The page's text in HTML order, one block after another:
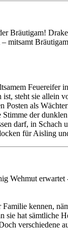
Bräutigam!
mitsamt
Feuereifer
steht sie allein
Posten als
Stimme der
darf, in Schach
für Aisling
Wehmut erwartet
kennen,
hat sämtliche
verschiedene